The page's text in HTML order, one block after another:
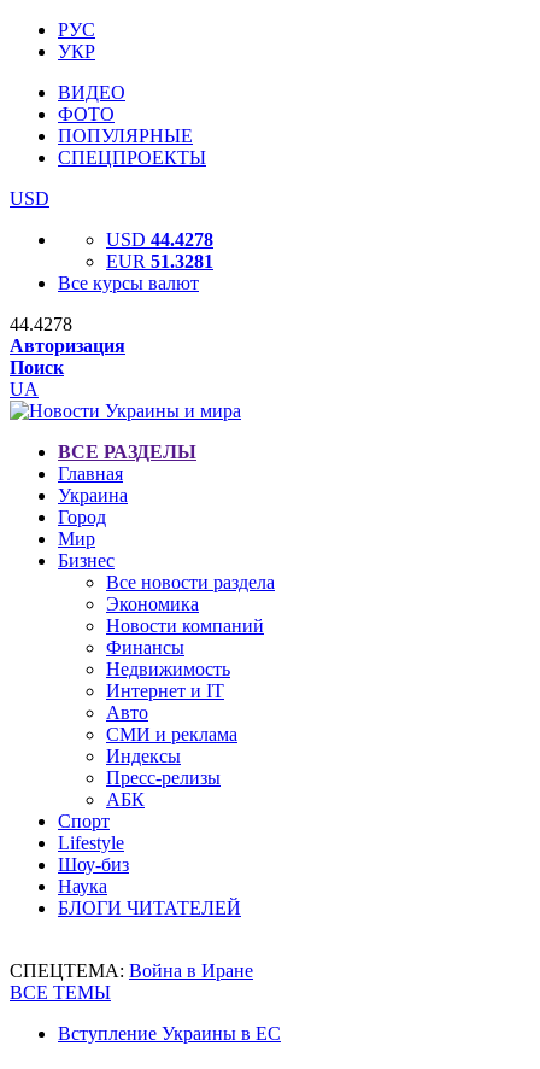
РУС
УКР
ВИДЕО
ФОТО
ПОПУЛЯРНЫЕ
СПЕЦПРОЕКТЫ
USD
USD 44.4278
EUR 51.3281
Все курсы валют
44.4278
Авторизация
Поиск
UA
ВСЕ РАЗДЕЛЫ
Главная
Украина
Город
Мир
Бизнес
Все новости раздела
Экономика
Новости компаний
Финансы
Недвижимость
Интернет и IT
Авто
СМИ и реклама
Индексы
Пресс-релизы
АБК
Спорт
Lifestyle
Шоу-биз
Наука
БЛОГИ ЧИТАТЕЛЕЙ
СПЕЦТЕМА: Война в Иране
ВСЕ ТЕМЫ
Вступление Украины в ЕС